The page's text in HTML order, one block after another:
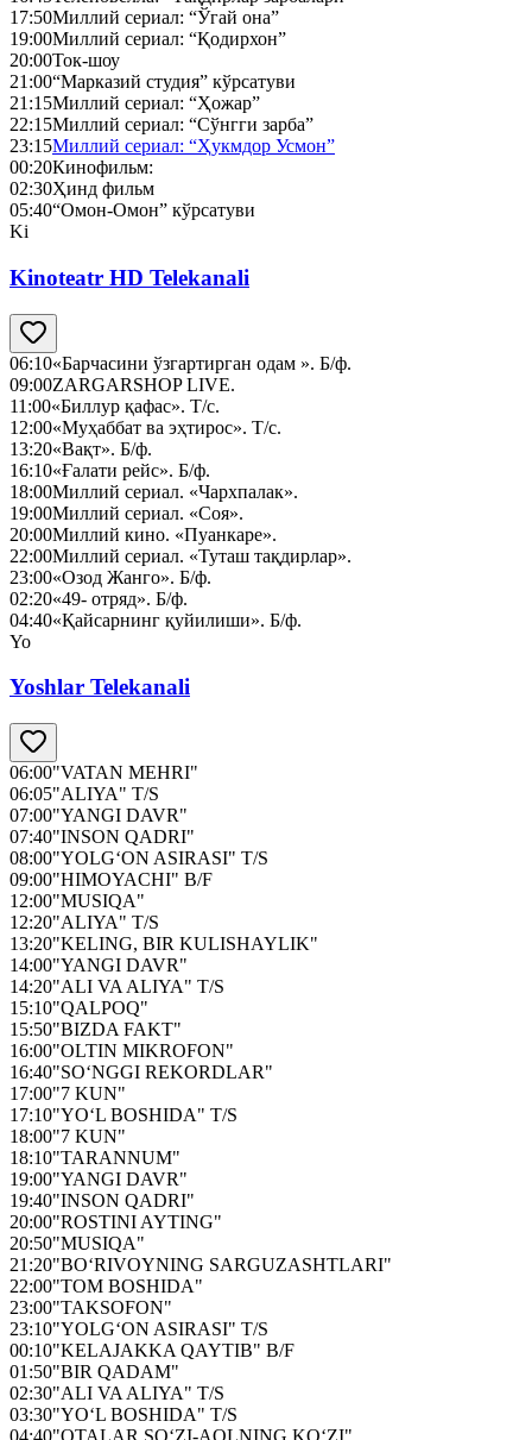
17:50Миллий сериал: “Ўгай она”
19:00Миллий сериал: “Қодирхон”
20:00Ток-шоу
21:00“Марказий студия” кўрсатуви
21:15Миллий сериал: “Ҳожар”
22:15Миллий сериал: “Сўнгги зарба”
23:15Миллий сериал: “Ҳукмдор Усмон”
00:20Кинофильм:
02:30Ҳинд фильм
05:40“Омон-Омон” кўрсатуви
Ki
Kinoteatr HD Telekanali
06:10«Барчасини ўзгартирган одам ». Б/ф.
09:00ZARGARSHOP LIVE.
11:00«Биллур қафас». Т/с.
12:00«Муҳаббат ва эҳтирос». Т/с.
13:20«Вақт». Б/ф.
16:10«Ғалати рейс». Б/ф.
18:00Миллий сериал. «Чархпалак».
19:00Миллий сериал. «Соя».
20:00Миллий кино. «Пуанкаре».
22:00Миллий сериал. «Туташ тақдирлар».
23:00«Озод Жанго». Б/ф.
02:20«49- отряд». Б/ф.
04:40«Қайсарнинг қуйилиши». Б/ф.
Yo
Yoshlar Telekanali
06:00"VATAN MEHRI"
06:05"ALIYA" T/S
07:00"YANGI DAVR"
07:40"INSON QADRI"
08:00"YOLG‘ON ASIRASI" T/S
09:00"HIMOYACHI" B/F
12:00"MUSIQA"
12:20"ALIYA" T/S
13:20"KELING, BIR KULISHAYLIK"
14:00"YANGI DAVR"
14:20"ALI VA ALIYA" T/S
15:10"QALPOQ"
15:50"BIZDA FAKT"
16:00"OLTIN MIKROFON"
16:40"SO‘NGGI REKORDLAR"
17:00"7 KUN"
17:10"YO‘L BOSHIDA" T/S
18:00"7 KUN"
18:10"TARANNUM"
19:00"YANGI DAVR"
19:40"INSON QADRI"
20:00"ROSTINI AYTING"
20:50"MUSIQA"
21:20"BO‘RIVOYNING SARGUZASHTLARI"
22:00"TOM BOSHIDA"
23:00"TAKSOFON"
23:10"YOLG‘ON ASIRASI" T/S
00:10"KELAJAKKA QAYTIB" B/F
01:50"BIR QADAM"
02:30"ALI VA ALIYA" T/S
03:30"YO‘L BOSHIDA" T/S